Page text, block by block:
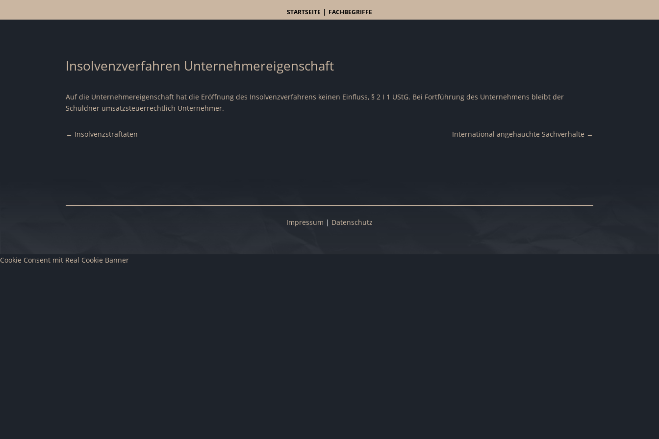
STARTSEITE | FACHBEGRIFFE
Insolvenzverfahren Unternehmereigenschaft
Auf die Unternehmereigenschaft hat die Eröffnung des Insolvenzverfahrens keinen Einfluss, § 2 I 1 UStG. Bei Fortführung des Unternehmens bleibt der
Schuldner umsatzsteuerrechtlich Unternehmer.
← Insolvenzstraftaten International angehauchte Sachverhalte →
Impressum | Datenschutz
Cookie Consent mit Real Cookie Banner